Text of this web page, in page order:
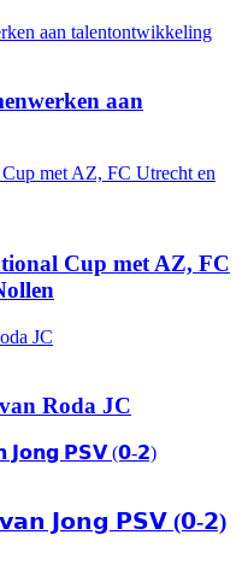
aan
Cup met AZ, FC
Roda JC
𝘃𝗮𝗻 𝗝𝗼𝗻𝗴 𝗣𝗦𝗩 (𝟬-𝟮)